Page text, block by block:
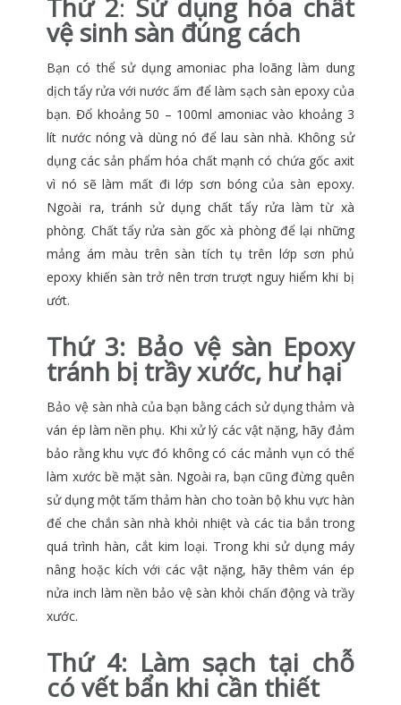
Thứ 2: Sử dụng hóa chất
vệ sinh sàn đúng cách
Bạn có thể sử dụng amoniac pha loãng làm dung
dịch tẩy rửa với nước ấm để làm sạch sàn epoxy của
bạn. Đổ khoảng 50 – 100ml amoniac vào khoảng 3
lít nước nóng và dùng nó để lau sàn nhà. Không sử
dụng các sản phẩm hóa chất mạnh có chứa gốc axit
vì nó sẽ làm mất đi lớp sơn bóng của sàn epoxy.
Ngoài ra, tránh sử dụng chất tẩy rửa làm từ xà
phòng. Chất tẩy rửa sàn gốc xà phòng để lại những
mảng ám màu trên sàn tích tụ trên lớp sơn phủ
epoxy khiến sàn trở nên trơn trượt nguy hiểm khi bị
ướt.
Thứ 3: Bảo vệ sàn Epoxy
tránh bị trầy xước, hư hại
Bảo vệ sàn nhà của bạn bằng cách sử dụng thảm và
ván ép làm nền phụ. Khi xử lý các vật nặng, hãy đảm
bảo rằng khu vực đó không có các mảnh vụn có thể
làm xước bề mặt sàn. Ngoài ra, bạn cũng đừng quên
sử dụng một tấm thảm hàn cho toàn bộ khu vực hàn
để che chắn sàn nhà khỏi nhiệt và các tia bắn trong
quá trình hàn, cắt kim loại. Trong khi sử dụng máy
nâng hoặc kích với các vật nặng, hãy thêm ván ép
nửa inch làm nền bảo vệ sàn khỏi chấn động và trầy
xước.
Thứ 4: Làm sạch tại chỗ
có vết bẩn khi cần thiết